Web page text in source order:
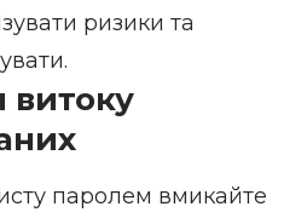
ризики та
витоку
паролем вмикайте